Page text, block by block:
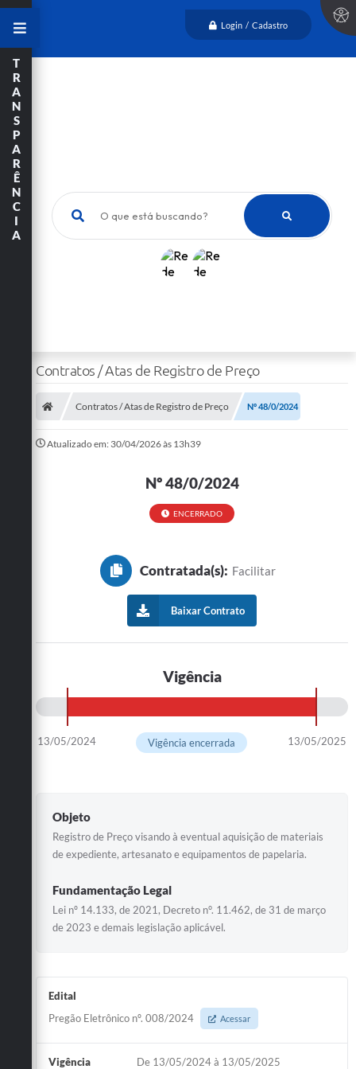
Login / Cadastro
O que está buscando?
T
R
A
N
S
P
A
R
Ê
N
C
I
A
Contratos / Atas de Registro de Preço
Contratos / Atas de Registro de Preço Nº 48/0/2024
Atualizado em: 30/04/2026 às 13h39
Nº 48/0/2024
ENCERRADO
Contratada(s): Facilitar
Baixar Contrato
Vigência
13/05/2024 13/05/2025
Vigência encerrada
Objeto
Registro de Preço visando à eventual aquisição de materiais
de expediente, artesanato e equipamentos de papelaria.
Fundamentação Legal
Lei nº 14.133, de 2021, Decreto n°. 11.462, de 31 de março
de 2023 e demais legislação aplicável.
Edital
Pregão Eletrônico nº. 008/2024
Acessar
Vigência De 13/05/2024 à 13/05/2025